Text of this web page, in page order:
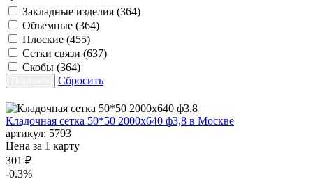
Закладные изделия (364)
Объемные (364)
Плоские (455)
Сетки связи (637)
Скобы (364)
Сбросить
Кладочная сетка 50*50 2000х640 ф3,8 в Москве
артикул: 5793
Цена за 1 карту
301 ₽
-0.3%